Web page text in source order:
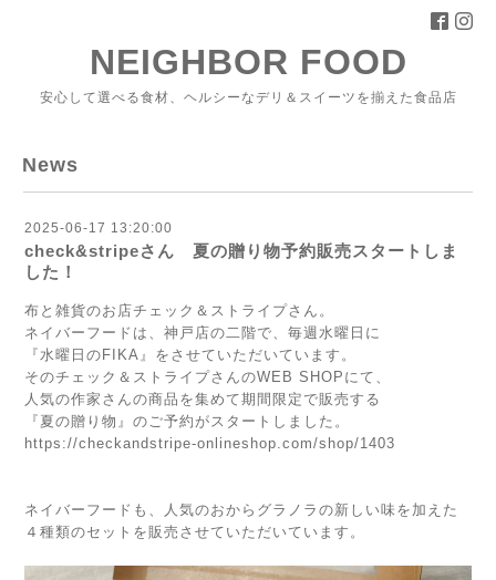
NEIGHBOR FOOD
安心して選べる食材、ヘルシーなデリ＆スイーツを揃えた食品店
News
2025-06-17 13:20:00
check&stripeさん 夏の贈り物予約販売スタートしま
した！
布と雑貨のお店チェック＆ストライプさん。
ネイバーフードは、神戸店の二階で、毎週水曜日に
『水曜日のFIKA』をさせていただいています。
そのチェック＆ストライプさんのWEB SHOPにて、
人気の作家さんの商品を集めて期間限定で販売する
『夏の贈り物』のご予約がスタートしました。
https://checkandstripe-onlineshop.com/shop/1403
ネイバーフードも、人気のおからグラノラの新しい味を加えた
４種類のセットを販売させていただいています。